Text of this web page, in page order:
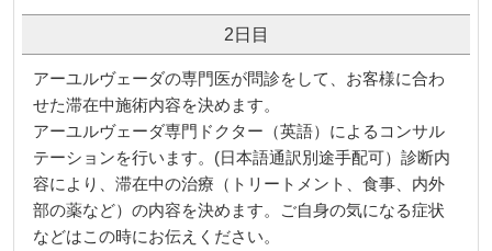
2日目
アーユルヴェーダの専門医が問診をして、お客様に合わ
せた滞在中施術内容を決めます。
アーユルヴェーダ専門ドクター（英語）によるコンサル
テーションを行います。(日本語通訳別途手配可）診断内
容により、滞在中の治療（トリートメント、食事、内外
部の薬など）の内容を決めます。ご自身の気になる症状
などはこの時にお伝えください。